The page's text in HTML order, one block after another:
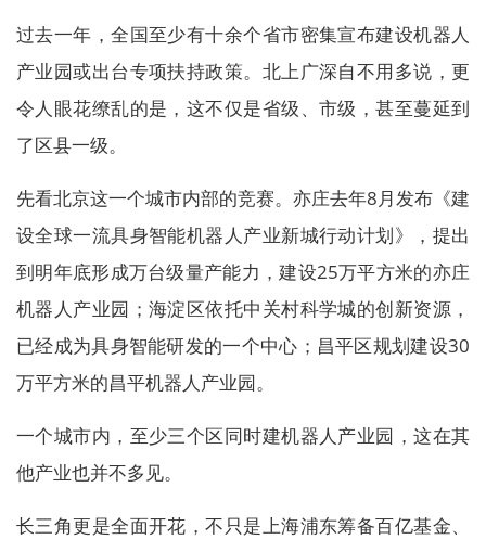
过去一年，全国至少有十余个省市密集宣布建设机器人
产业园或出台专项扶持政策。北上广深自不用多说，更
令人眼花缭乱的是，这不仅是省级、市级，甚至蔓延到
了区县一级。
先看北京这一个城市内部的竞赛。亦庄去年8月发布《建
设全球一流具身智能机器人产业新城行动计划》，提出
到明年底形成万台级量产能力，建设25万平方米的亦庄
机器人产业园；海淀区依托中关村科学城的创新资源，
已经成为具身智能研发的一个中心；昌平区规划建设30
万平方米的昌平机器人产业园。
一个城市内，至少三个区同时建机器人产业园，这在其
他产业也并不多见。
长三角更是全面开花，不只是上海浦东筹备百亿基金、